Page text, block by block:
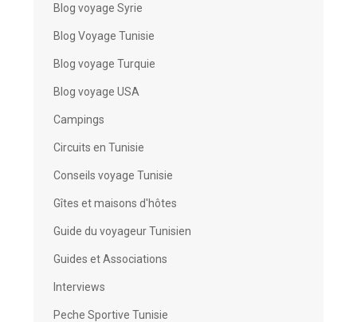
Blog voyage Syrie
Blog Voyage Tunisie
Blog voyage Turquie
Blog voyage USA
Campings
Circuits en Tunisie
Conseils voyage Tunisie
Gîtes et maisons d'hôtes
Guide du voyageur Tunisien
Guides et Associations
Interviews
Peche Sportive Tunisie